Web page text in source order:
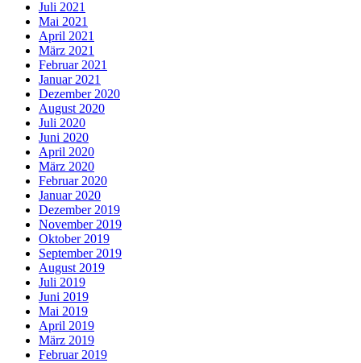
Juli 2021
Mai 2021
April 2021
März 2021
Februar 2021
Januar 2021
Dezember 2020
August 2020
Juli 2020
Juni 2020
April 2020
März 2020
Februar 2020
Januar 2020
Dezember 2019
November 2019
Oktober 2019
September 2019
August 2019
Juli 2019
Juni 2019
Mai 2019
April 2019
März 2019
Februar 2019